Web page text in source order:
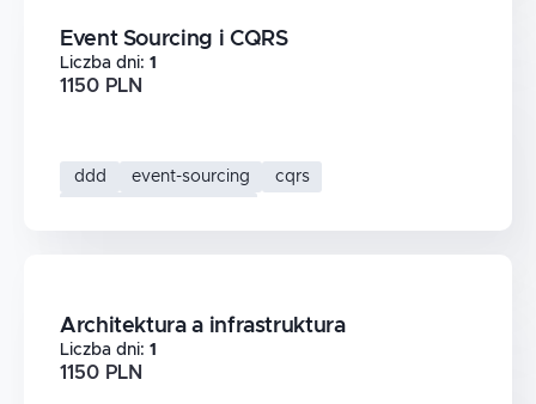
Event Sourcing i CQRS
Liczba dni: 1
1150 PLN
ddd event-sourcing
cqrs
Architektura a infrastruktura
Liczba dni: 1
1150 PLN